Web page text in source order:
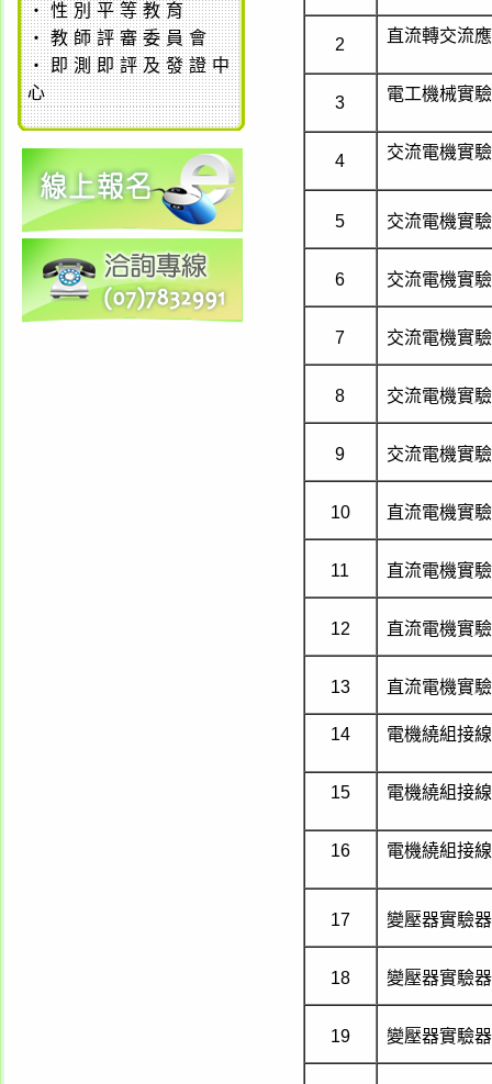
‧性別平等教育
‧教師評審委員會
‧即測即評及發證中
心
2 直流轉交流
3 電工機械實
4 交流電機實
5 交流電機實
6 交流電機實
7 交流電機實
8 交流電機實
9 交流電機實
10 直流電機實
11 直流電機實
12 直流電機實
13 直流電機實
14 電機繞組接
15 電機繞組接
16 電機繞組接
17 變壓器實驗器
18 變壓器實驗器
19 變壓器實驗器